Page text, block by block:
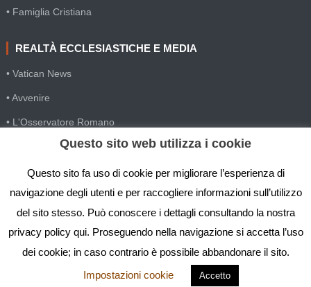
• Famiglia Cristiana
REALTÀ ECCLESIASTICHE E MEDIA
• Vatican News
• Avvenire
• L'Osservatore Romano
• SIR Agenzia d'informazione
• Gesuiti Villapizzone
• Settimana della Comunicazione
• Festival Biblico
IGS - Istituto Gesù Sacerdote © Copyright 2019
Questo sito web utilizza i cookie
Questo sito fa uso di cookie per migliorare l’esperienza di
navigazione degli utenti e per raccogliere informazioni sull’utilizzo
del sito stesso. Può conoscere i dettagli consultando la nostra
privacy policy qui. Proseguendo nella navigazione si accetta l’uso
dei cookie; in caso contrario è possibile abbandonare il sito.
Impostazioni cookie
Accetto